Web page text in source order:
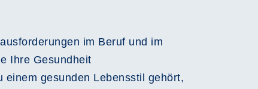
im Beruf und im
Ihre Gesundheit
gesunden Lebensstil gehört,